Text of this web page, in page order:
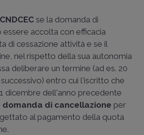
CNDCEC se la domanda di
essere accolta con efficacia
di cessazione attività e se il
nel rispetto della sua autonomia
deliberare un termine (ad es. 20
entro cui l'iscritto che
dicembre dell'anno precedente
domanda di cancellazione per
al pagamento della quota